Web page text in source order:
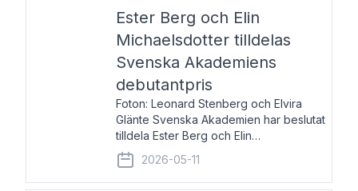
Ester Berg och Elin
Michaelsdotter tilldelas
Svenska Akademiens
debutantpris
Foton: Leonard Stenberg och Elvira
Glänte Svenska Akademien har beslutat
tilldela Ester Berg och Elin
Michaelsdotter Svenska Akademiens
debutantpris för år 2026. Priset är
nyinstiftat och syftar till att lyfta fram
2026-05-11